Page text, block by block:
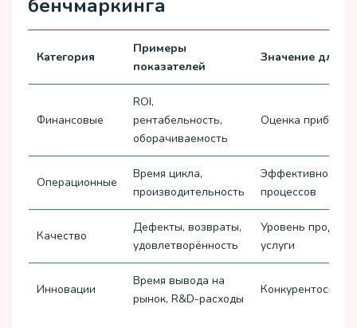
бенчмаркинга
Категория
Примеры
показателей
Значение для
Финансовые
ROI,
рентабельность,
оборачиваемость
Оценка
Операционные
Время цикла,
производительность
Эффективность
процессов
Качество
Дефекты, возвраты,
удовлетворённость
Уровень
услуги
Инновации
Время вывода на
рынок, R&D-расходы